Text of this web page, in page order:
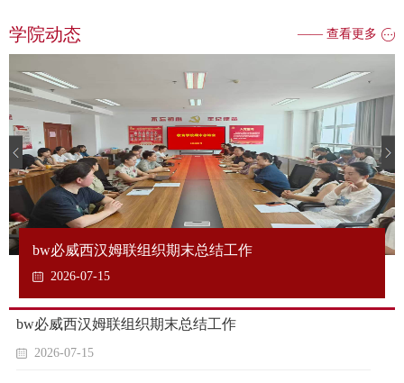
学院动态 —— 查看更多
bw必威西汉姆联组织期末总结工作
2026-07-15
bw必威西汉姆联组织期末总结工作
2026-07-15